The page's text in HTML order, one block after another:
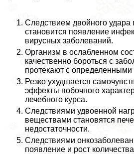
Следствием двойного
становится появление
вирусных заболеваний.
Организм в ослабленном
качественно бороться с
протекают с определенными
Резко ухудшается
эффекты побочного
лечебного курса.
Следствиями удвоенной
веществами становятся
недостаточности.
Следствиями
появление и рост